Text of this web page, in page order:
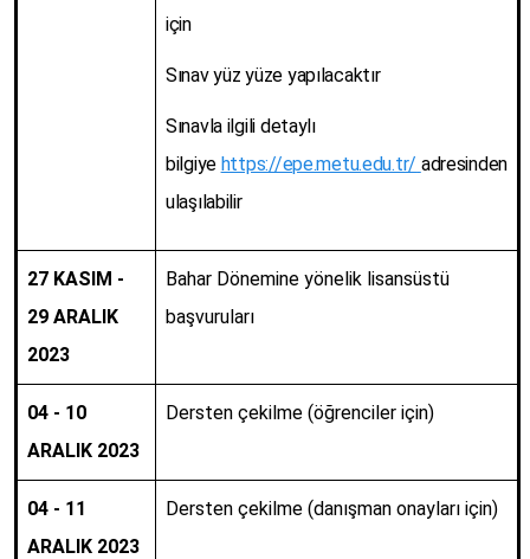
için
Sınav yüz yüze yapılacaktır
Sınavla ilgili detaylı
bilgiye https://epe.metu.edu.tr/ adresinden
ulaşılabilir
27 KASIM -
29 ARALIK
2023
Bahar Dönemine yönelik lisansüstü
başvuruları
04 - 10
ARALIK 2023
Dersten çekilme (öğrenciler için)
04 - 11
ARALIK 2023
Dersten çekilme (danışman onayları için)